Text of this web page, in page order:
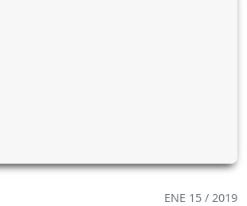
ENE 15 / 2019